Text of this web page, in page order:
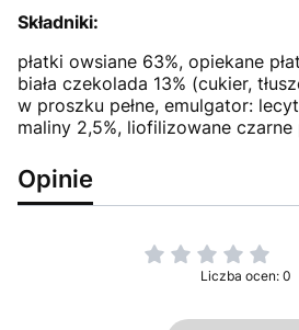
Składniki:
płatki owsiane 63%, opiekane
biała czekolada 13% (cukier,
w proszku pełne, emulgator:
maliny 2,5%, liofilizowane
Opinie
Liczba ocen: 0